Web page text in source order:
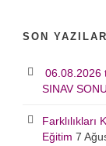
SON YAZILAR
06.08.2026
SINAV
Farklılıkları
Eğitim 7